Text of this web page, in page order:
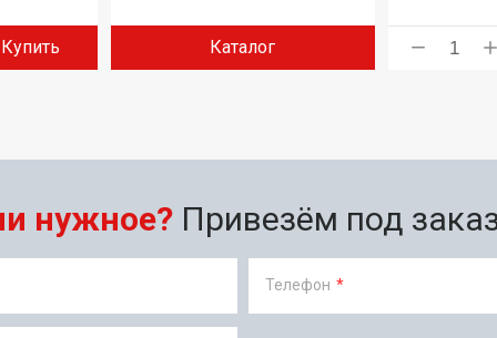
Купить Каталог
нужное? Привезём под
Телефон *